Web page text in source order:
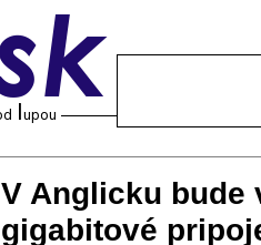
V Anglicku bude
gigabitové